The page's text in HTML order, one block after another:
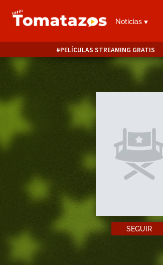
Noticias
PELÍCULAS STREAMING GRATIS
SEGUIR